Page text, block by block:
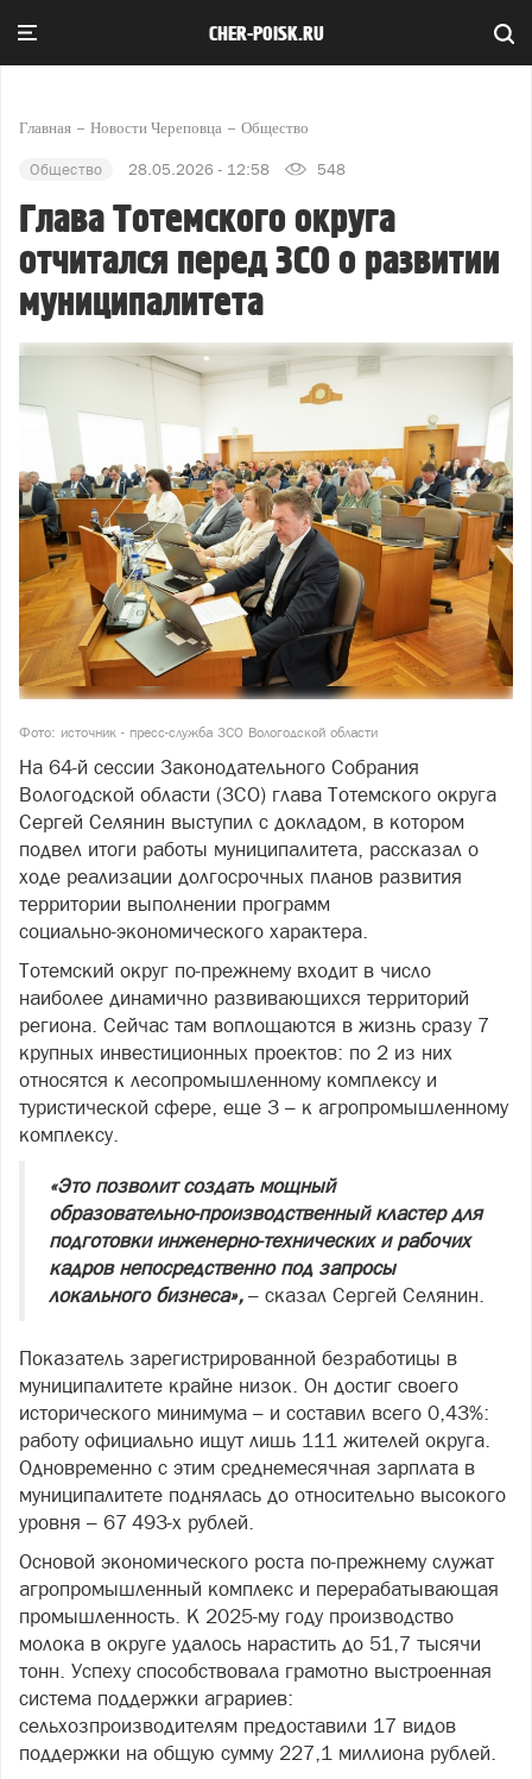
CHER-POISK.RU
Главная Новости Череповца Общество
Общество 28.05.2026 - 12:58 548
Глава Тотемского округа
отчитался перед ЗСО о развитии
муниципалитета
Фото: источник - пресс-служба ЗСО Вологодской области
На 64‑й сессии Законодательного Собрания
Вологодской области (ЗСО) глава Тотемского округа
Сергей Селянин выступил с докладом, в котором
подвел итоги работы муниципалитета, рассказал о
ходе реализации долгосрочных планов развития
территории выполнении программ
социально‑экономического характера.
Тотемский округ по‑прежнему входит в число
наиболее динамично развивающихся территорий
региона. Сейчас там воплощаются в жизнь сразу 7
крупных инвестиционных проектов: по 2 из них
относятся к лесопромышленному комплексу и
туристической сфере, еще 3 – к агропромышленному
комплексу.
«Это позволит создать мощный
образовательно-производственный кластер для
подготовки инженерно-технических и рабочих
кадров непосредственно под запросы
локального бизнеса», – сказал Сергей Селянин.
Показатель зарегистрированной безработицы в
муниципалитете крайне низок. Он достиг своего
исторического минимума – и составил всего 0,43%:
работу официально ищут лишь 111 жителей округа.
Одновременно с этим среднемесячная зарплата в
муниципалитете поднялась до относительно высокого
уровня – 67 493-х рублей.
Основой экономического роста по‑прежнему служат
агропромышленный комплекс и перерабатывающая
промышленность. К 2025-му году производство
молока в округе удалось нарастить до 51,7 тысячи
тонн. Успеху способствовала грамотно выстроенная
система поддержки аграриев:
сельхозпроизводителям предоставили 17 видов
поддержки на общую сумму 227,1 миллиона рублей.